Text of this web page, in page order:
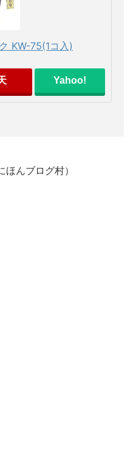
KW-75(1コ入)
Yahoo!
んブログ村）